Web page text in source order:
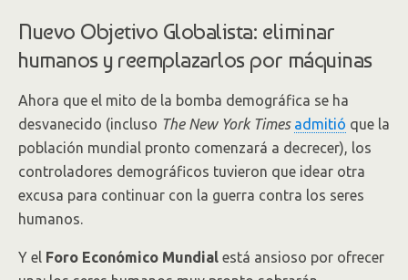
Nuevo Objetivo Globalista: eliminar
humanos y reemplazarlos por máquinas
Ahora que el mito de la bomba demográfica se ha
desvanecido (incluso The New York Times admitió que la
población mundial pronto comenzará a decrecer), los
controladores demográficos tuvieron que idear otra
excusa para continuar con la guerra contra los seres
humanos.
Y el Foro Económico Mundial está ansioso por ofrecer